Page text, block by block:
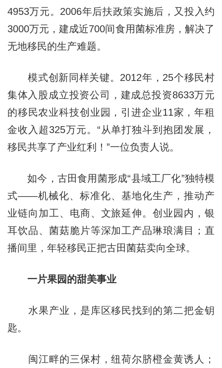
4953万元。2006年后扶政策实施后，又投入约
3000万元，建成近700间食用菌标准房，解决了
无地移民的生产难题。
模式创新同样关键。2012年，25个移民村
集体入股成立投资公司，建成总投资8633万元
的移民农业科技创业园，引进企业11家，年租
金收入超325万元。“从单打独斗到抱团发展，
移民共享了产业红利！”一位负责人说。
如今，古田食用菌形成“县域工厂化”独特模
式——机械化、标准化、基地化生产，推动产
业链向加工、电商、文旅延伸。创业园内，银
耳饮品、菌菇脆片等深加工产品琳琅满目；直
播间里，年轻移民正把古田菌菇卖向全球。
一片果园的甜美事业
水果产业，是库区移民找到的第二把金钥
匙。
闽江畔的三保村，纽荷尔脐橙金黄诱人；